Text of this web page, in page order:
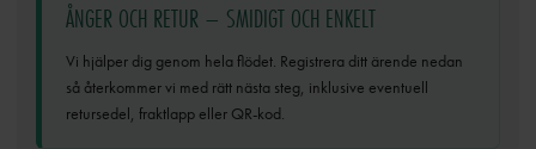
ÅNGER OCH RETUR – SMIDIGT OCH ENKELT
Vi hjälper dig genom hela flödet. Registrera ditt ärende nedan
så återkommer vi med rätt nästa steg, inklusive eventuell
retursedel, fraktlapp eller QR-kod.